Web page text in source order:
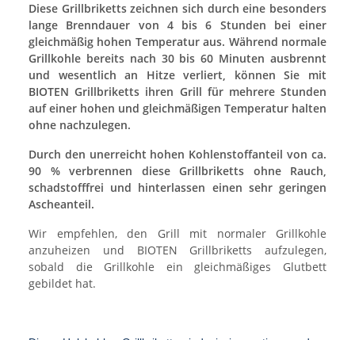
Diese Grillbriketts zeichnen sich durch eine besonders
lange Brenndauer von 4 bis 6 Stunden bei einer
gleichmäßig hohen Temperatur aus. Während normale
Grillkohle bereits nach 30 bis 60 Minuten ausbrennt
und wesentlich an Hitze verliert, können Sie mit
BIOTEN Grillbriketts ihren Grill für mehrere Stunden
auf einer hohen und gleichmäßigen Temperatur halten
ohne nachzulegen.
Durch den unerreicht hohen Kohlenstoffanteil von ca.
90 % verbrennen diese Grillbriketts ohne Rauch,
schadstofffrei und hinterlassen einen sehr geringen
Ascheanteil.
Wir empfehlen, den Grill mit normaler Grillkohle
anzuheizen und BIOTEN Grillbriketts aufzulegen,
sobald die Grillkohle ein gleichmäßiges Glutbett
gebildet hat.